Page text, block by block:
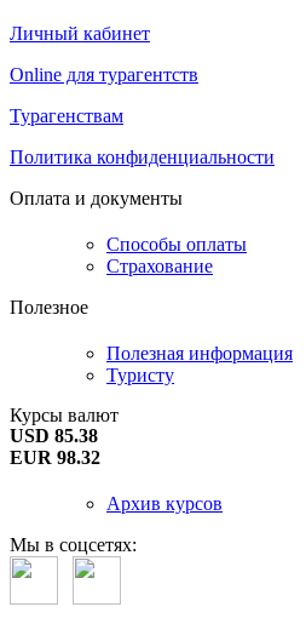
Личный кабинет
Online для турагентств
Турагенствам
Политика конфиденциальности
Оплата и документы
Способы оплаты
Страхование
Полезное
Полезная информация
Туристу
Курсы валют
USD 85.38
EUR 98.32
Архив курсов
Мы в соцсетях: